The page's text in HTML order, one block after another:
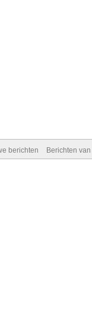
berichten Berichten